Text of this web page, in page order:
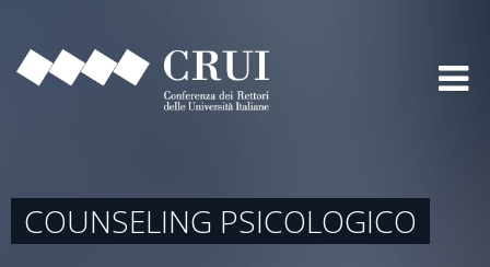
COUNSELING PSICOLOGICO